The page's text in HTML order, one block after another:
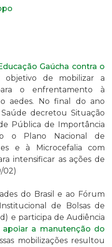
Gaúcha contra o
de mobilizar a
o enfrentamento à
aedes. No final do ano
decretou Situação
Pública de Importância
o Plano Nacional de
e à Microcefalia com
intensificar as ações de
02)
do Brasil e ao Fórum
de Bolsas de
e participa de Audiência
apoiar a manutenção do
mobilizações resultou